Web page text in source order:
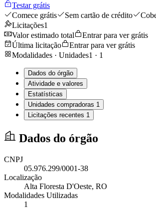
Testar grátis
Comece grátis
Sem cartão de crédito
Licitações1
Valor estimado total
Entrar para ver grátis
Última licitação
Entrar para ver grátis
Modalidades · Unidades1 · 1
Dados do órgão
Atividade e valores
Estatísticas
Unidades compradoras 1
Licitações recentes 1
Dados do órgão
CNPJ
05.976.299/0001-38
Localização
Alta Floresta D'Oeste, RO
Modalidades Utilizadas
1